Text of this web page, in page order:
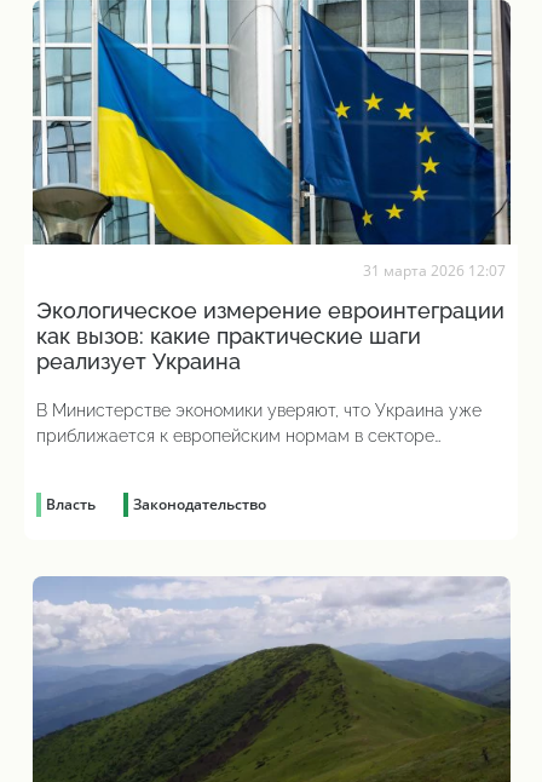
31 марта 2026 12:07
Экологическое измерение евроинтеграции
как вызов: какие практические шаги
реализует Украина
В Министерстве экономики уверяют, что Украина уже
приближается к европейским нормам в секторе
Власть Законодательство